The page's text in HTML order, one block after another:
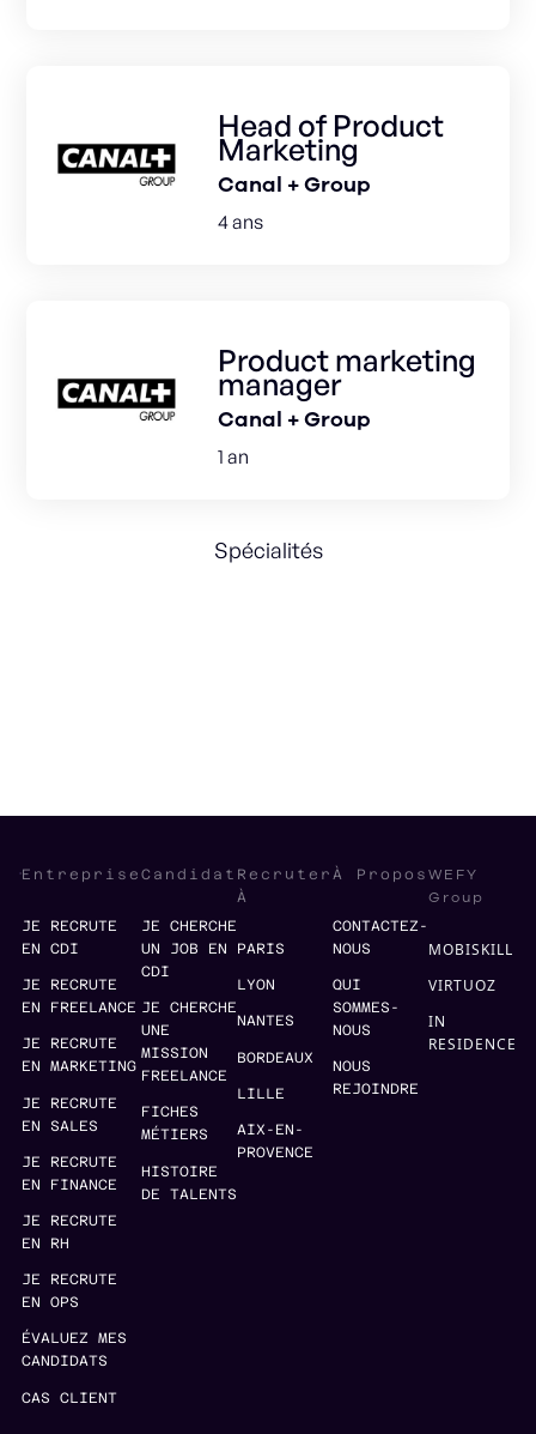
Head of Product
Marketing
Canal + Group
4 ans
Product marketing
manager
Canal + Group
1 an
Spécialités
Entreprise
JE RECRUTE
EN CDI
JE RECRUTE
EN FREELANCE
JE RECRUTE
EN MARKETING
JE RECRUTE
EN SALES
JE RECRUTE
EN FINANCE
JE RECRUTE
EN RH
JE RECRUTE
EN OPS
ÉVALUEZ MES
CANDIDATS
CAS CLIENT
Candidat
JE CHERCHE
UN JOB EN
CDI
JE CHERCHE
UNE
MISSION
FREELANCE
FICHES
MÉTIERS
HISTOIRE
DE TALENTS
Recruter
À
PARIS
LYON
NANTES
BORDEAUX
LILLE
AIX-EN-
PROVENCE
À Propos
CONTACTEZ-
NOUS
QUI
SOMMES-
NOUS
NOUS
REJOINDRE
WEFY
Group
MOBISKILL
VIRTUOZ
IN
RESIDENCE